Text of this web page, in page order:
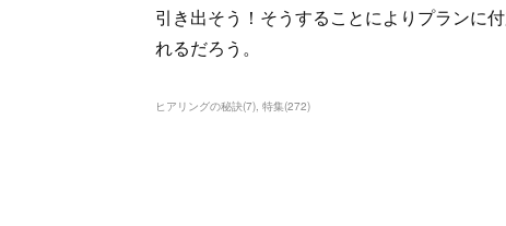
引き出そう！そうすることによりプランに
れるだろう。
ヒアリングの秘訣(7) 特集(272)